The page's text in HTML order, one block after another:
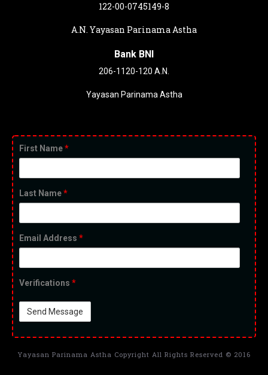
122-00-0745149-8
A.N. Yayasan Parinama Astha
Bank BNI
206-1120-120 A.N.
Yayasan Parinama Astha
First Name*
Last Name*
Email Address *
Verifications *
Yayasan Parinama Astha Copyright All Rights Reserved © 2016